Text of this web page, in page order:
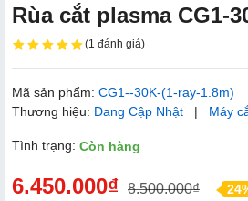
Rùa cắt plasma CG1-
(1 đánh giá)
Mã sản phẩm: CG1--30K-(1-ray-1.8m)
Thương hiệu: Đang Cập Nhật | Máy
Tình trạng: Còn hàng
6.450.000₫ 8.500.000₫